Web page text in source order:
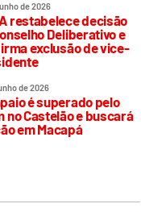
de 2026
restabelece decisão
Deliberativo e
exclusão de vice-
de 2026
é superado pelo
no Castelão e buscará
em Macapá